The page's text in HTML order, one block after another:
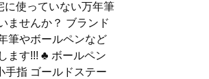
に使っていない万年筆
ませんか？ ブランド
筆やボールペンなど
ます!!! ♣ ボールペン
手指 ゴールドステー